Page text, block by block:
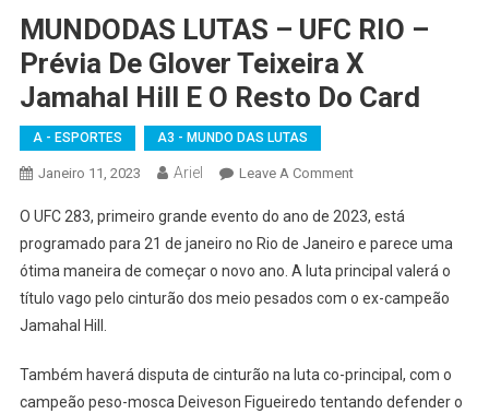
MUNDODAS LUTAS – UFC RIO –
Prévia De Glover Teixeira X
Jamahal Hill E O Resto Do Card
A - ESPORTES A3 - MUNDO DAS LUTAS
Janeiro 11, 2023 Ariel Leave A CommentOn
LUTAS
–
UFC
RIO
De
Glover
O UFC 283, primeiro grande evento do ano de 2023, está
programado para 21 de janeiro no Rio de Janeiro e parece uma
ótima maneira de começar o novo ano. A luta principal valerá o
título vago pelo cinturão dos meio pesados com o ex-campeão
Jamahal Hill.
Também haverá disputa de cinturão na luta co-principal, com o
campeão peso-mosca Deiveson Figueiredo tentando defender o